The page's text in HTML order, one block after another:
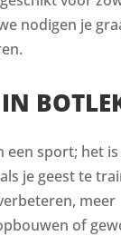
nodigen je
een sport; het
je geest te
meer
of